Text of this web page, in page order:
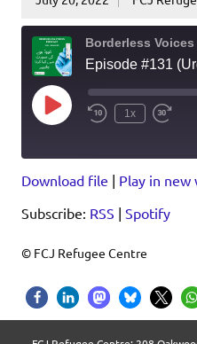
Borderless Voices
Play
Episode
1x
Download file | Play in new
Subscribe: RSS | Spotify